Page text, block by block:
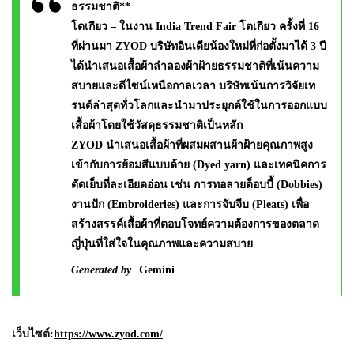
ธรรมชาติ**
โตเกียว – ในงาน India Trend Fair โตเกียว ครั้งที่ 16
ที่ผ่านมา ZYOD บริษัทอินเดียน้องใหม่ที่ก่อตั้งมาได้ 3 ปี
ได้นำเสนอเสื้อผ้าลำลองผ้าฝ้ายธรรมชาติที่เน้นความ
สบายและดีไซน์เหนือกาลเวลา บริษัทเน้นการวิจัยเท
รนด์ล่าสุดทั่วโลกและนำมาประยุกต์ใช้ในการออกแบบ
เสื้อผ้าโดยใช้วัสดุธรรมชาติเป็นหลัก
ZYOD นำเสนอเสื้อผ้าที่ผสมผสานผ้าฝ้ายคุณภาพสูง
เข้ากับการย้อมสีแบบด้าย (Dyed yarn) และเทคนิคการ
ตัดเย็บที่ละเอียดอ่อน เช่น การทอลายด็อบบี้ (Dobbies)
งานปัก (Embroideries) และการจับจีบ (Pleats) เพื่อ
สร้างสรรค์เสื้อผ้าที่ตอบโจทย์ความต้องการของตลาด
ญี่ปุ่นที่ใส่ใจในคุณภาพและความสบาย
Generated by Gemini
เว็บไซต์:https://www.zyod.com/